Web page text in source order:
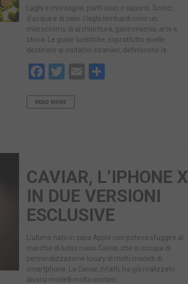
Laghi e montagne, piatti unici e saporiti. Scorci
d’acqua e di cielo. I laghi lombardi sono un
microcosmo di architettura, gastronomia, arte e
storia. Le guide turistiche, soprattutto quelle
destinate ai visitatori stranieri, definiscono la…
Facebook
TwitterEmail
READ MORE
CAVIAR, L’IPHONE X
IN DUE VERSIONI
ESCLUSIVE
L’ultimo nato in casa Apple non poteva sfuggire al
marchio di lusso russo Caviar, che si occupa di
personalizzazione luxury di molti modelli di
smartphone. La Caviar, infatti, ha già realizzato
diversi modelli molto costosi…